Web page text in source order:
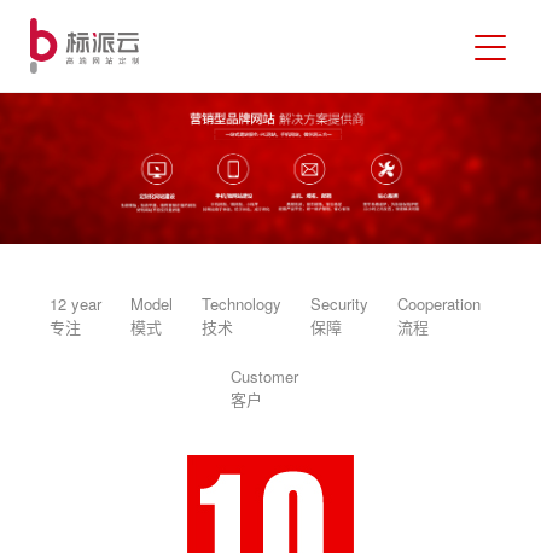
12 year
专注
Model
模式
Technology
技术
Security
保障
Cooperation
流程
Customer
客户